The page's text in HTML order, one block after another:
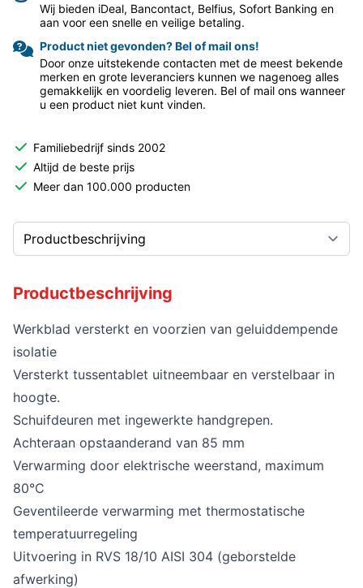
Wij bieden iDeal, Bancontact, Belfius, Sofort Banking en
aan voor een snelle en veilige betaling.
Product niet gevonden? Bel of mail ons!
Door onze uitstekende contacten met de meest bekende
merken en grote leveranciers kunnen we nagenoeg alles
gemakkelijk en voordelig leveren. Bel of mail ons wanneer
u een product niet kunt vinden.
Familiebedrijf sinds 2002
Altijd de beste prijs
Meer dan 100.000 producten
Productbeschrijving
Werkblad versterkt en voorzien van geluiddempende
isolatie
Versterkt tussentablet uitneembaar en verstelbaar in
hoogte.
Schuifdeuren met ingewerkte handgrepen.
Achteraan opstaanderand van 85 mm
Verwarming door elektrische weerstand, maximum
80°C
Geventileerde verwarming met thermostatische
temperatuurregeling
Uitvoering in RVS 18/10 AISI 304 (geborstelde
afwerking)